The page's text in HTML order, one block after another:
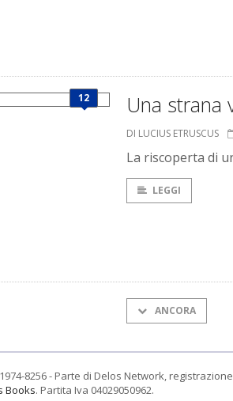
12 Una strana
DI LUCIUS ETRUSCUS
La riscoperta di
LEGGI
ANCORA
8256 - Parte di Delos Network,
Books. Partita Iva 04029050962.